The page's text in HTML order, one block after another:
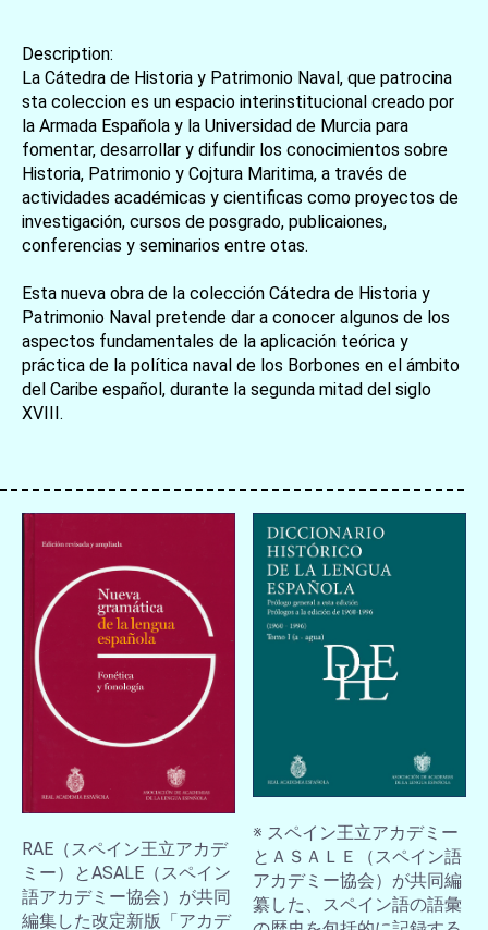
お買い物を続ける
Description:
La Cátedra de Historia y Patrimonio Naval, que patrocina
sta coleccion es un espacio interinstitucional creado por
la Armada Española y la Universidad de Murcia para
fomentar, desarrollar y difundir los conocimientos sobre
Historia, Patrimonio y Cojtura Maritima, a través de
actividades académicas y cientificas como proyectos de
investigación, cursos de posgrado, publicaiones,
conferencias y seminarios entre otas.
Esta nueva obra de la colección Cátedra de Historia y
Patrimonio Naval pretende dar a conocer algunos de los
aspectos fundamentales de la aplicación teórica y
práctica de la política naval de los Borbones en el ámbito
del Caribe español, durante la segunda mitad del siglo
XVIII.
RAE（スペイン王立アカデ
ミー）とASALE（スペイン
語アカデミー協会）が共同
編集した改定新版「アカデ
※ スペイン王立アカデミー
とＡＳＡＬＥ（スペイン語
アカデミー協会）が共同編
纂した、スペイン語の語彙